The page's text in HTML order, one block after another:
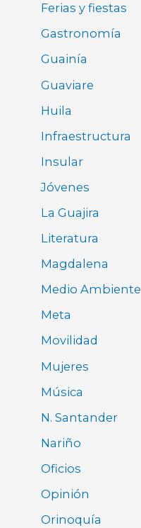
Ferias y fiestas
Gastronomía
Guainía
Guaviare
Huila
Infraestructura
Insular
Jóvenes
La Guajira
Literatura
Magdalena
Medio Ambiente
Meta
Movilidad
Mujeres
Música
N. Santander
Nariño
Oficios
Opinión
Orinoquía